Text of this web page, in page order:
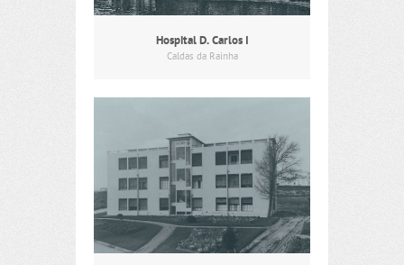
Hospital D. Carlos I
Caldas da Rainha